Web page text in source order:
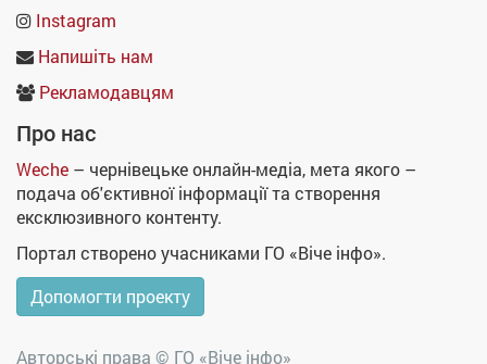
Instagram
Напишіть нам
Рекламодавцям
Про нас
Weche – чернівецьке онлайн-медіа, мета якого –
подача об'єктивної інформації та створення
ексклюзивного контенту.
Портал створено учасниками ГО «Віче інфо».
Допомогти проекту
Авторські права © ГО «Віче інфо»